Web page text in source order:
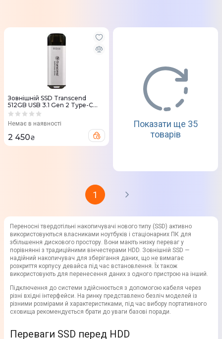
Зовнiшнiй SSD Transcend
512GB USB 3.1 Gen 2 Type-C
ESD300 Срібний
Немає в наявності
2 450₴
Показати ще 35
товарів
1
Переносні твердотільні накопичувачі нового типу (SSD) активно
використовуються власниками ноутбуків і стаціонарних ПК для
збільшення дискового простору. Вони мають низку переваг у
порівнянні з традиційними вінчестерами HDD. Зовнішній SSD —
надійний накопичувач для зберігання даних, що не вимагає
розкриття корпусу девайса під час встановлення. Їх також
використовують для перенесення даних з одного пристрою на інший.
Підключення до системи здійснюється з допомогою кабеля через
різні вхідні інтерфейси. На ринку представлено безліч моделей із
різними розмірами й характеристиками, під час вибору портативного
сховища рекомендується брати до уваги базові поради.
Переваги SSD перед HDD